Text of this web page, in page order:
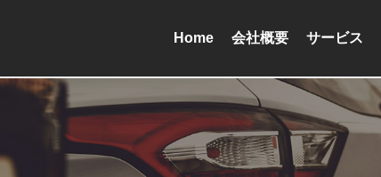
Home 会社概要 サービス